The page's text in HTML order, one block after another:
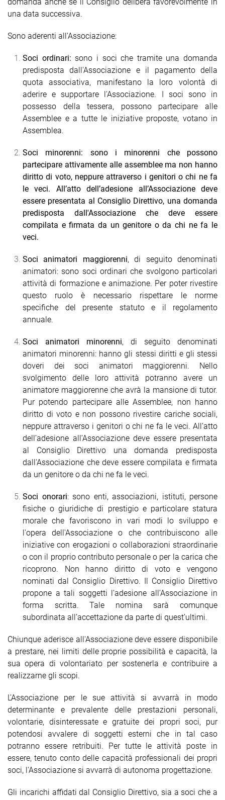
una data successiva.
Sono aderenti all'Associazione:
Soci ordinari: sono i soci che tramite una domanda
predisposta dall'Associazione e il pagamento della
quota associativa, manifestano la loro volontà di
aderire e supportare l'Associazione. I soci sono in
possesso della tessera, possono partecipare alle
Assemblee e a tutte le iniziative proposte, votano in
Assemblea.
Soci minorenni: sono i minorenni che possono
partecipare attivamente alle assemblee ma non hanno
diritto di voto, neppure attraverso i genitori o chi ne fa
le veci. All’atto dell’adesione all’Associazione deve
essere presentata al Consiglio Direttivo, una domanda
predisposta dall'Associazione che deve essere
compilata e firmata da un genitore o da chi ne fa le
veci.
Soci animatori maggiorenni, di seguito denominati
animatori: sono soci ordinari che svolgono particolari
attività di formazione e animazione. Per poter rivestire
questo ruolo è necessario rispettare le norme
specifiche del presente statuto e il regolamento
annuale.
Soci animatori minorenni, di seguito denominati
animatori minorenni: hanno gli stessi diritti e gli stessi
doveri dei soci animatori maggiorenni. Nello
svolgimento delle loro attività potranno avere un
animatore maggiorenne che avrà la mansione di tutor.
Pur potendo partecipare alle Assemblee, non hanno
diritto di voto e non possono rivestire cariche sociali,
neppure attraverso i genitori o chi ne fa le veci. All’atto
dell’adesione all’Associazione deve essere presentata
al Consiglio Direttivo una domanda predisposta
dall'Associazione che deve essere compilata e firmata
da un genitore o da chi ne fa le veci.
Soci onorari: sono enti, associazioni, istituti, persone
fisiche o giuridiche di prestigio e particolare statura
morale che favoriscono in vari modi lo sviluppo e
l'opera dell'Associazione o che contribuiscono alle
iniziative con erogazioni o collaborazioni straordinarie
o con il proprio contributo personale o per la carica che
ricoprono. Non hanno diritto di voto e vengono
nominati dal Consiglio Direttivo. Il Consiglio Direttivo
propone a tali soggetti l’adesione all’Associazione in
forma scritta. Tale nomina sarà comunque
subordinata all’accettazione da parte di quest’ultimi.
Chiunque aderisce all'Associazione deve essere disponibile
a prestare, nei limiti delle proprie possibilità e capacità, la
sua opera di volontariato per sostenerla e contribuire a
realizzarne gli scopi.
L'Associazione per le sue attività si avvarrà in modo
determinante e prevalente delle prestazioni personali,
volontarie, disinteressate e gratuite dei propri soci, pur
potendosi avvalere di soggetti esterni che in tal caso
potranno essere retribuiti. Per tutte le attività poste in
essere, tenuto conto delle capacità professionali dei propri
soci, l'Associazione si avvarrà di autonoma progettazione.
Gli incarichi affidati dal Consiglio Direttivo, sia a soci che a